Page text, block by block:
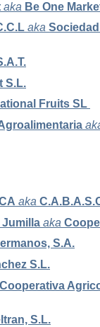
aka Be One
aka
S.L.
Fruits SL
aka
Jumilla aka
S.A.
S.L.
S.L.